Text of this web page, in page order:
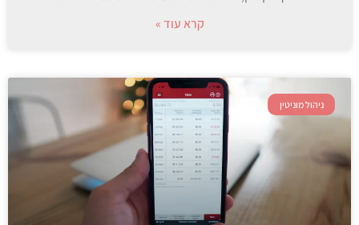
קרא עוד »
ניהול מוניטין